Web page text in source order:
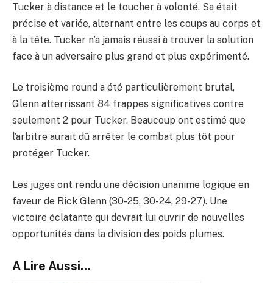
Tucker à distance et le toucher à volonté. Sa était
précise et variée, alternant entre les coups au corps et
à la tête. Tucker n’a jamais réussi à trouver la solution
face à un adversaire plus grand et plus expérimenté.
Le troisième round a été particulièrement brutal,
Glenn atterrissant 84 frappes significatives contre
seulement 2 pour Tucker. Beaucoup ont estimé que
l’arbitre aurait dû arrêter le combat plus tôt pour
protéger Tucker.
Les juges ont rendu une décision unanime logique en
faveur de Rick Glenn (30-25, 30-24, 29-27). Une
victoire éclatante qui devrait lui ouvrir de nouvelles
opportunités dans la division des poids plumes.
A Lire Aussi...